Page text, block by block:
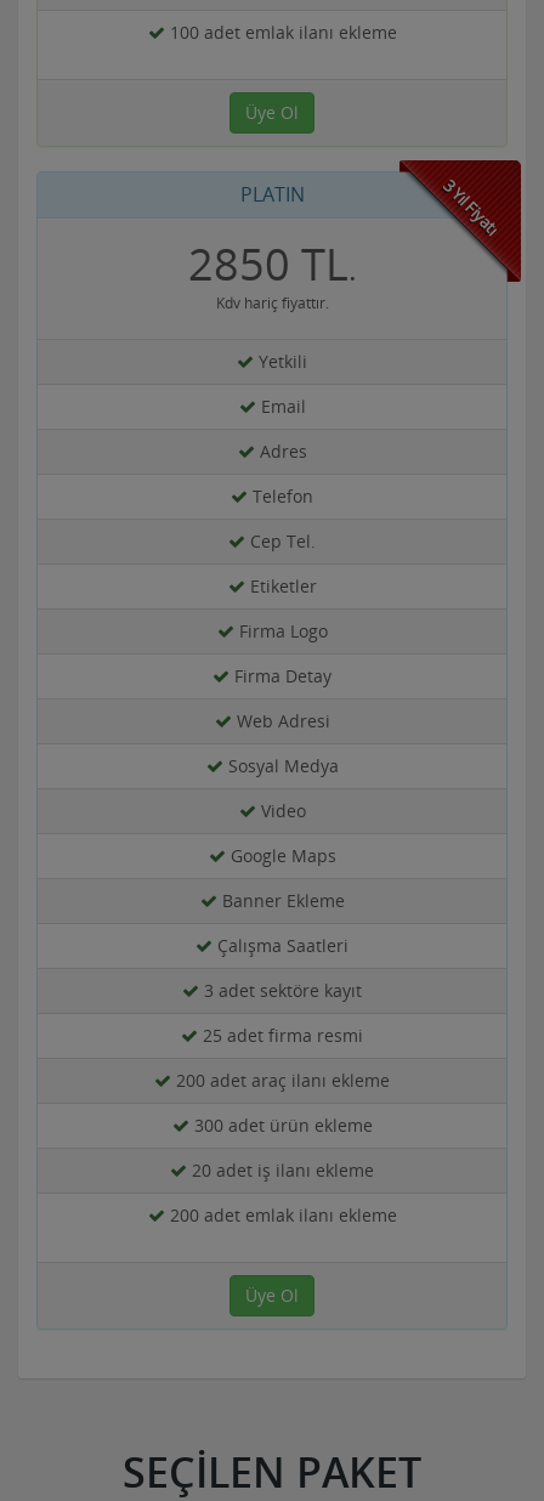
100 adet emlak ilanı ekleme
Üye Ol
3 Yıl Fiyatı
PLATIN
2850 TL.
Kdv hariç fiyattır.
Yetkili
Email
Adres
Telefon
Cep Tel.
Etiketler
Firma Logo
Firma Detay
Web Adresi
Sosyal Medya
Video
Google Maps
Banner Ekleme
Çalışma Saatleri
3 adet sektöre kayıt
25 adet firma resmi
200 adet araç ilanı ekleme
300 adet ürün ekleme
20 adet iş ilanı ekleme
200 adet emlak ilanı ekleme
Üye Ol
SEÇİLEN PAKET